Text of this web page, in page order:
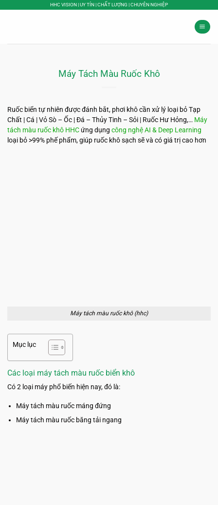
HHC VISION | UY TÍN | CHẤT LƯỢNG | CHUYÊN NGHIỆP
Máy Tách Màu Ruốc Khô
Ruốc biển tự nhiên được đánh bắt, phơi khô cần xử lý loại bỏ Tạp
Chất | Cá | Vỏ Sò – Ốc | Đá – Thủy Tinh – Sỏi | Ruốc Hư Hỏng,… Máy
tách màu ruốc khô HHC ứng dụng công nghệ AI & Deep Learning
loại bỏ >99% phế phẩm, giúp ruốc khô sạch sẽ và có giá trị cao hơn
Máy tách màu ruốc khô (hhc)
Mục lục
Các loại máy tách màu ruốc biển khô
Có 2 loại máy phổ biến hiện nay, đó là:
Máy tách màu ruốc máng đứng
Máy tách màu ruốc băng tải ngang